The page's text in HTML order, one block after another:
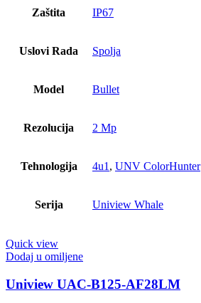
Zaštita IP67
Uslovi Rada Spolja
Model Bullet
Rezolucija 2 Mp
Tehnologija 4u1 , UNV ColorHunter
Serija Uniview Whale
Quick view
Dodaj u omiljene
Uniview UAC-B125-AF28LM